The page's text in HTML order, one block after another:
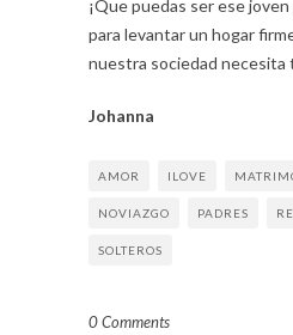
¡Que puedas ser ese
para levantar un hogar
nuestra sociedad necesita
Johanna
AMOR ILOVE
NOVIAZGO PADRES
SOLTEROS
0 Comments